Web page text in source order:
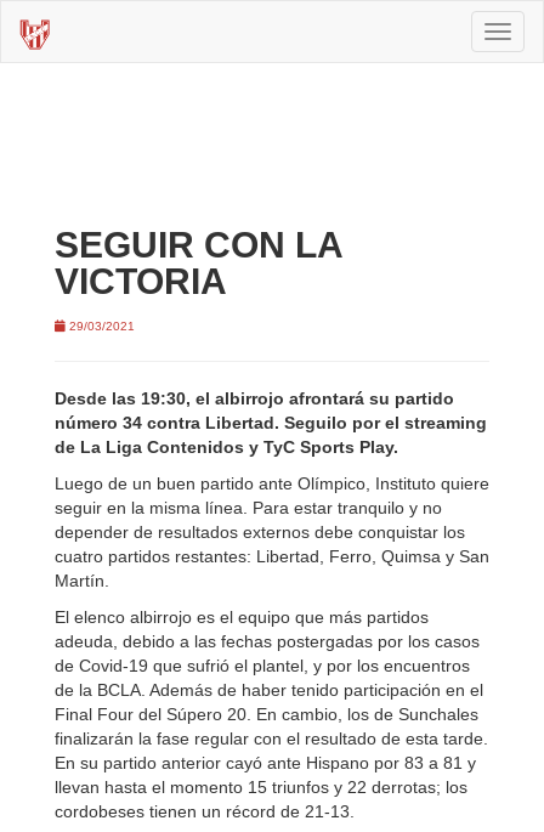
SEGUIR CON LA
VICTORIA
29/03/2021
Desde las 19:30, el albirrojo afrontará su partido
número 34 contra Libertad. Seguilo por el streaming
de La Liga Contenidos y TyC Sports Play.
Luego de un buen partido ante Olímpico, Instituto quiere
seguir en la misma línea. Para estar tranquilo y no
depender de resultados externos debe conquistar los
cuatro partidos restantes: Libertad, Ferro, Quimsa y San
Martín.
El elenco albirrojo es el equipo que más partidos
adeuda, debido a las fechas postergadas por los casos
de Covid-19 que sufrió el plantel, y por los encuentros
de la BCLA. Además de haber tenido participación en el
Final Four del Súpero 20. En cambio, los de Sunchales
finalizarán la fase regular con el resultado de esta tarde.
En su partido anterior cayó ante Hispano por 83 a 81 y
llevan hasta el momento 15 triunfos y 22 derrotas; los
cordobeses tienen un récord de 21-13.